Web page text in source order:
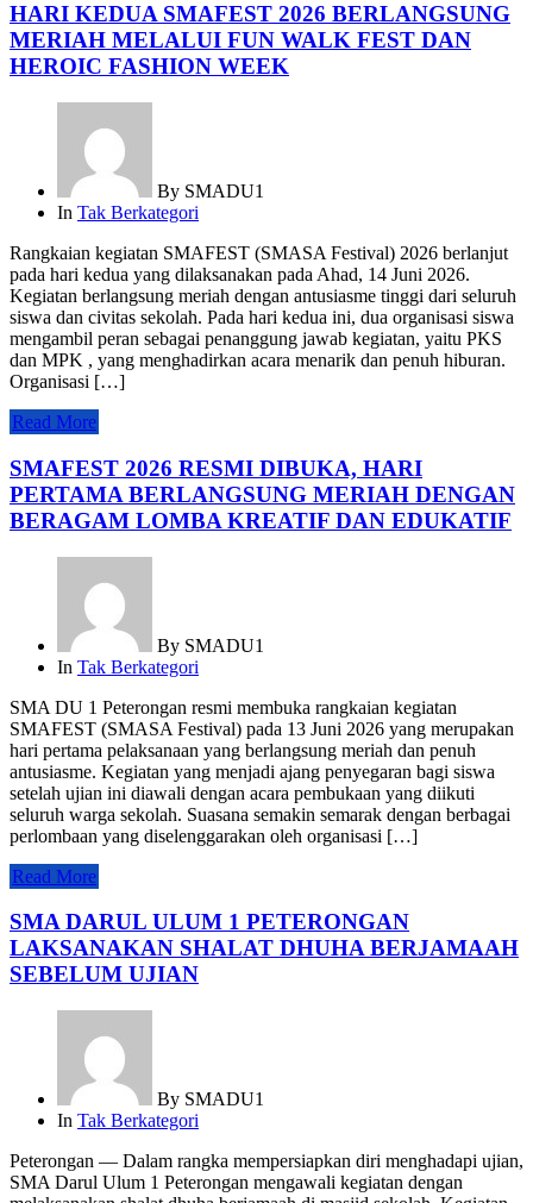
HARI KEDUA SMAFEST 2026 BERLANGSUNG
MERIAH MELALUI FUN WALK FEST DAN
HEROIC FASHION WEEK
By SMADU1
In Tak Berkategori
Rangkaian kegiatan SMAFEST (SMASA Festival) 2026 berlanjut
pada hari kedua yang dilaksanakan pada Ahad, 14 Juni 2026.
Kegiatan berlangsung meriah dengan antusiasme tinggi dari seluruh
siswa dan civitas sekolah. Pada hari kedua ini, dua organisasi siswa
mengambil peran sebagai penanggung jawab kegiatan, yaitu PKS
dan MPK , yang menghadirkan acara menarik dan penuh hiburan.
Organisasi […]
Read More
SMAFEST 2026 RESMI DIBUKA, HARI
PERTAMA BERLANGSUNG MERIAH DENGAN
BERAGAM LOMBA KREATIF DAN EDUKATIF
By SMADU1
In Tak Berkategori
SMA DU 1 Peterongan resmi membuka rangkaian kegiatan
SMAFEST (SMASA Festival) pada 13 Juni 2026 yang merupakan
hari pertama pelaksanaan yang berlangsung meriah dan penuh
antusiasme. Kegiatan yang menjadi ajang penyegaran bagi siswa
setelah ujian ini diawali dengan acara pembukaan yang diikuti
seluruh warga sekolah. Suasana semakin semarak dengan berbagai
perlombaan yang diselenggarakan oleh organisasi […]
Read More
SMA DARUL ULUM 1 PETERONGAN
LAKSANAKAN SHALAT DHUHA BERJAMAAH
SEBELUM UJIAN
By SMADU1
In Tak Berkategori
Peterongan — Dalam rangka mempersiapkan diri menghadapi ujian,
SMA Darul Ulum 1 Peterongan mengawali kegiatan dengan